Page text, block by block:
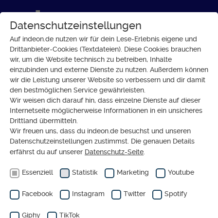
FACHKRÄFTEMANGEL
Fachkräftemangel:
Wir setzen falsche
Prioritäten
KOMMENTAR vonNILS SANDRISSER
04.07.2022
Gegen den Fachkräftemangel an
Flughäfen will die Regierung schnell helfen.
Datenschutzeinstellungen
Auf indeon.de nutzen wir für dein Lese-Erlebnis eigene und
Drittanbieter-Cookies (Textdateien). Diese Cookies brauchen
wir, um die Website technisch zu betreiben, Inhalte
einzubinden und externe Dienste zu nutzen. Außerdem können
wir die Leistung unserer Website so verbessern und dir damit
den bestmöglichen Service gewährleisten.
Wir weisen dich darauf hin, dass einzelne Dienste auf dieser
Internetseite möglicherweise Informationen in ein unsicheres
Drittland übermitteln.
Wir freuen uns, dass du indeon.de besuchst und unseren
Datenschutzeinstellungen zustimmst. Die genauen Details
erfährst du auf unserer Datenschutz-Seite
Essenziell Statistik Marketing Youtube
Facebook Instagram Twitter Spotify
Giphy TikTok